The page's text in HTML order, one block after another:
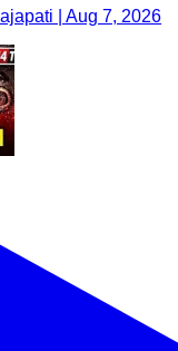
| Aug 7, 2026